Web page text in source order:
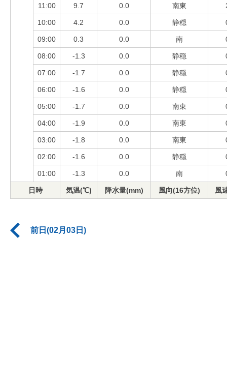
11:00 9.7 0.0 南東
10:00 4.2 0.0 静穏
09:00 0.3 0.0 南
08:00 -1.3 0.0 静穏
07:00 -1.7 0.0 静穏
06:00 -1.6 0.0 静穏
05:00 -1.7 0.0 南東
04:00 -1.9 0.0 南東
03:00 -1.8 0.0 南東
02:00 -1.6 0.0 静穏
01:00 -1.3 0.0 南
日時 気温(℃) 降水量(mm) 風向(16方位) 風
前日(02月03日)